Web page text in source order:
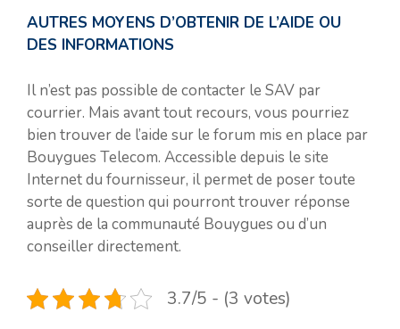
AUTRES MOYENS D’OBTENIR DE L’AIDE OU
DES INFORMATIONS
Il n’est pas possible de contacter le SAV par
courrier. Mais avant tout recours, vous pourriez
bien trouver de l’aide sur le forum mis en place par
Bouygues Telecom. Accessible depuis le site
Internet du fournisseur, il permet de poser toute
sorte de question qui pourront trouver réponse
auprès de la communauté Bouygues ou d’un
conseiller directement.
3.7/5 - (3 votes)